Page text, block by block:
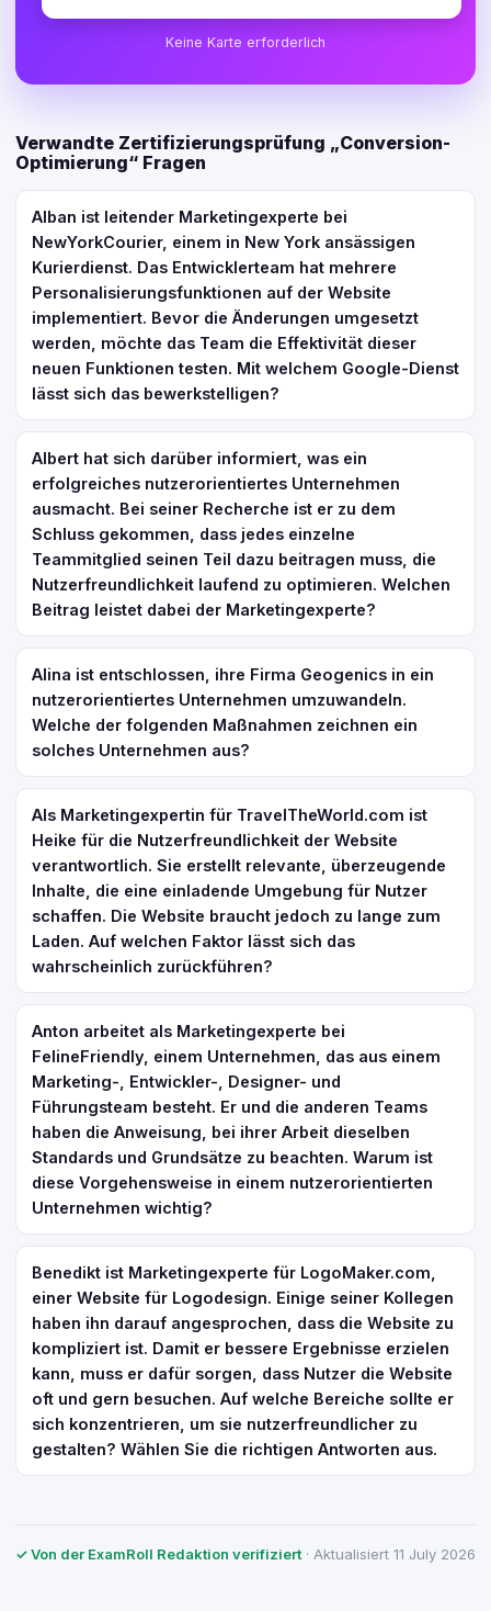
Keine Karte erforderlich
Verwandte Zertifizierungsprüfung „Conversion-
Optimierung“ Fragen
Alban ist leitender Marketingexperte bei
NewYorkCourier, einem in New York ansässigen
Kurierdienst. Das Entwicklerteam hat mehrere
Personalisierungsfunktionen auf der Website
implementiert. Bevor die Änderungen umgesetzt
werden, möchte das Team die Effektivität dieser
neuen Funktionen testen. Mit welchem Google-Dienst
lässt sich das bewerkstelligen?
Albert hat sich darüber informiert, was ein
erfolgreiches nutzerorientiertes Unternehmen
ausmacht. Bei seiner Recherche ist er zu dem
Schluss gekommen, dass jedes einzelne
Teammitglied seinen Teil dazu beitragen muss, die
Nutzerfreundlichkeit laufend zu optimieren. Welchen
Beitrag leistet dabei der Marketingexperte?
Alina ist entschlossen, ihre Firma Geogenics in ein
nutzerorientiertes Unternehmen umzuwandeln.
Welche der folgenden Maßnahmen zeichnen ein
solches Unternehmen aus?
Als Marketingexpertin für TravelTheWorld.com ist
Heike für die Nutzerfreundlichkeit der Website
verantwortlich. Sie erstellt relevante, überzeugende
Inhalte, die eine einladende Umgebung für Nutzer
schaffen. Die Website braucht jedoch zu lange zum
Laden. Auf welchen Faktor lässt sich das
wahrscheinlich zurückführen?
Anton arbeitet als Marketingexperte bei
FelineFriendly, einem Unternehmen, das aus einem
Marketing-, Entwickler-, Designer- und
Führungsteam besteht. Er und die anderen Teams
haben die Anweisung, bei ihrer Arbeit dieselben
Standards und Grundsätze zu beachten. Warum ist
diese Vorgehensweise in einem nutzerorientierten
Unternehmen wichtig?
Benedikt ist Marketingexperte für LogoMaker.com,
einer Website für Logodesign. Einige seiner Kollegen
haben ihn darauf angesprochen, dass die Website zu
kompliziert ist. Damit er bessere Ergebnisse erzielen
kann, muss er dafür sorgen, dass Nutzer die Website
oft und gern besuchen. Auf welche Bereiche sollte er
sich konzentrieren, um sie nutzerfreundlicher zu
gestalten? Wählen Sie die richtigen Antworten aus.
✓ Von der ExamRoll Redaktion verifiziert · Aktualisiert 11 July 2026